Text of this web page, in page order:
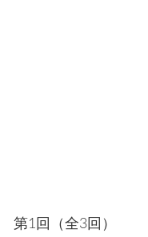
第1回（全3回）